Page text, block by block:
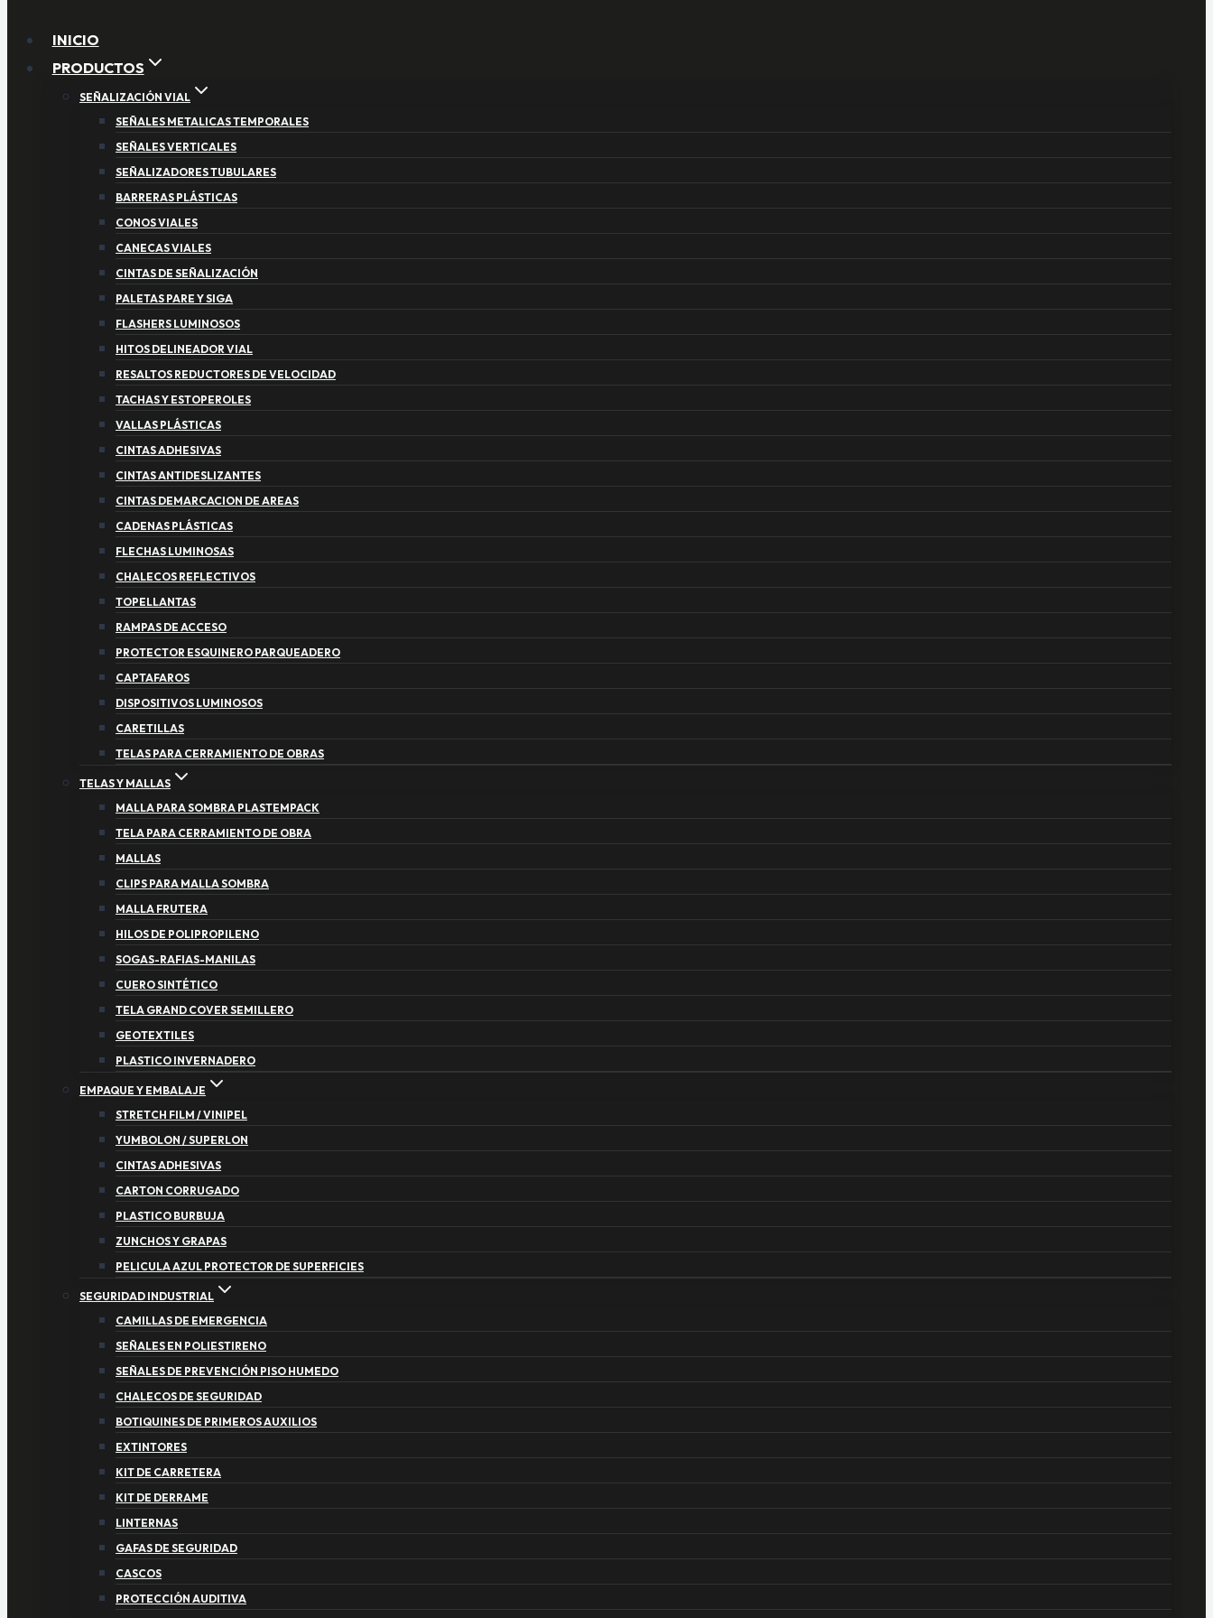
INICIO
PRODUCTOS
SEÑALIZACIÓN VIAL
SEÑALES METALICAS TEMPORALES
SEÑALES VERTICALES
SEÑALIZADORES TUBULARES
BARRERAS PLÁSTICAS
CONOS VIALES
CANECAS VIALES
CINTAS DE SEÑALIZACIÓN
PALETAS PARE Y SIGA
FLASHERS LUMINOSOS
HITOS DELINEADOR VIAL
RESALTOS REDUCTORES DE VELOCIDAD
TACHAS Y ESTOPEROLES
VALLAS PLÁSTICAS
CINTAS ADHESIVAS
CINTAS ANTIDESLIZANTES
CINTAS DEMARCACION DE AREAS
CADENAS PLÁSTICAS
FLECHAS LUMINOSAS
CHALECOS REFLECTIVOS
TOPELLANTAS
RAMPAS DE ACCESO
PROTECTOR ESQUINERO PARQUEADERO
CAPTAFAROS
DISPOSITIVOS LUMINOSOS
CARETILLAS
TELAS PARA CERRAMIENTO DE OBRAS
TELAS Y MALLAS
MALLA PARA SOMBRA PLASTEMPACK
TELA PARA CERRAMIENTO DE OBRA
MALLAS
CLIPS PARA MALLA SOMBRA
MALLA FRUTERA
HILOS DE POLIPROPILENO
SOGAS-RAFIAS-MANILAS
CUERO SINTÉTICO
TELA GRAND COVER SEMILLERO
GEOTEXTILES
PLASTICO INVERNADERO
EMPAQUE Y EMBALAJE
STRETCH FILM / VINIPEL
YUMBOLON / SUPERLON
CINTAS ADHESIVAS
CARTON CORRUGADO
PLASTICO BURBUJA
ZUNCHOS Y GRAPAS
PELICULA AZUL PROTECTOR DE SUPERFICIES
SEGURIDAD INDUSTRIAL
CAMILLAS DE EMERGENCIA
SEÑALES EN POLIESTIRENO
SEÑALES DE PREVENCIÓN PISO HUMEDO
CHALECOS DE SEGURIDAD
BOTIQUINES DE PRIMEROS AUXILIOS
EXTINTORES
KIT DE CARRETERA
KIT DE DERRAME
LINTERNAS
GAFAS DE SEGURIDAD
CASCOS
PROTECCIÓN AUDITIVA